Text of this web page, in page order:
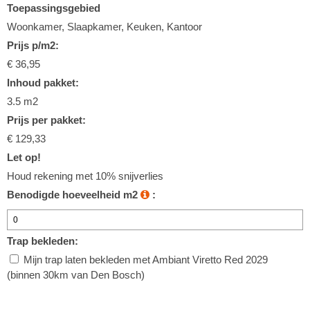
Toepassingsgebied
Woonkamer, Slaapkamer, Keuken, Kantoor
Prijs p/m2:
€ 36,95
Inhoud pakket:
3.5 m2
Prijs per pakket:
€ 129,33
Let op!
Houd rekening met 10% snijverlies
Benodigde hoeveelheid m2
:
Trap bekleden:
Mijn trap laten bekleden met Ambiant Viretto Red 2029
(binnen 30km van Den Bosch)